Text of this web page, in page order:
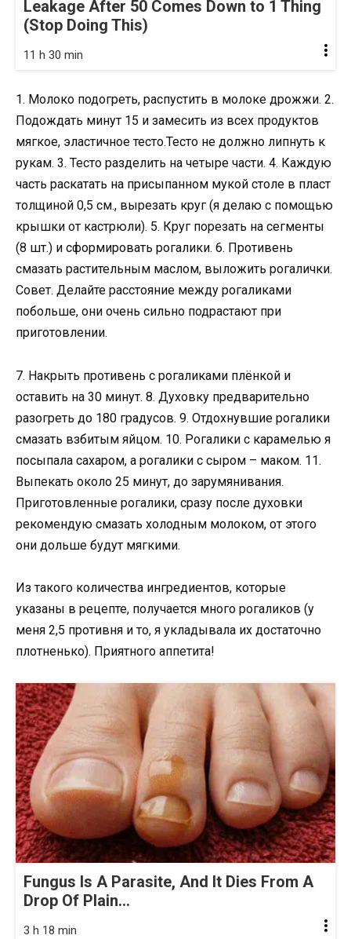
Leakage After 50 Comes Down to 1 Thing
(Stop Doing This)
11 h 30 min
1. Молоко подогреть, распустить в молоке дрожжи. 2.
Подождать минут 15 и замесить из всех продуктов
мягкое, эластичное тесто.Тесто не должно липнуть к
рукам. 3. Тесто разделить на четыре части. 4. Каждую
часть раскатать на присыпанном мукой столе в пласт
толщиной 0,5 см., вырезать круг (я делаю с помощью
крышки от кастрюли). 5. Круг порезать на сегменты
(8 шт.) и сформировать рогалики. 6. Противень
смазать растительным маслом, выложить рогалички.
Совет. Делайте расстояние между рогаликами
побольше, они очень сильно подрастают при
приготовлении.
7. Накрыть противень с рогаликами плёнкой и
оставить на 30 минут. 8. Духовку предварительно
разогреть до 180 градусов. 9. Отдохнувшие рогалики
смазать взбитым яйцом. 10. Рогалики с карамелью я
посыпала сахаром, а рогалики с сыром – маком. 11.
Выпекать около 25 минут, до зарумянивания.
Приготовленные рогалики, сразу после духовки
рекомендую смазать холодным молоком, от этого
они дольше будут мягкими.
Из такого количества ингредиентов, которые
указаны в рецепте, получается много рогаликов (у
меня 2,5 противня и то, я укладывала их достаточно
плотненько). Приятного аппетита!
Fungus Is A Parasite, And It Dies From A
Drop Of Plain...
3 h 18 min